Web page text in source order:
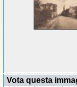
Vota questa